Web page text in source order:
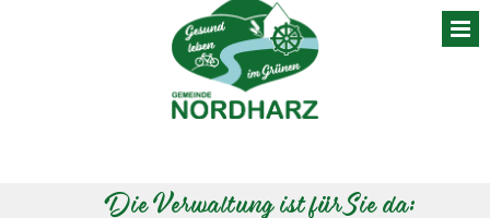
Die Verwaltung ist für Sie da: